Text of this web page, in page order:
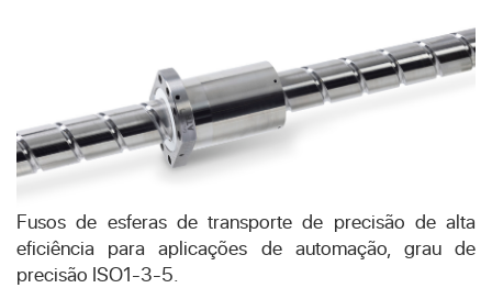
Fusos de esferas de transporte de precisão de alta
eficiência para aplicações de automação, grau de
precisão ISO1-3-5.